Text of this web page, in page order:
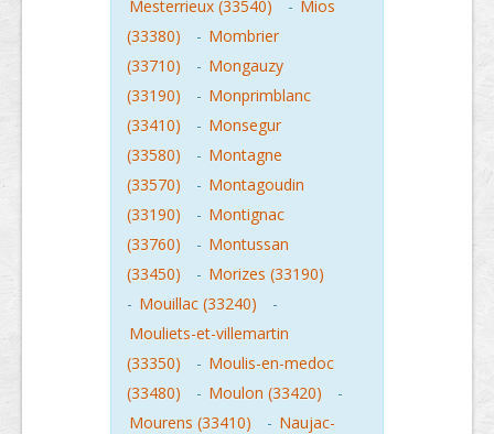
Mesterrieux (33540)
- Mios
(33380)
- Mombrier
(33710)
- Mongauzy
(33190)
- Monprimblanc
(33410)
- Monsegur
(33580)
- Montagne
(33570)
- Montagoudin
(33190)
- Montignac
(33760)
- Montussan
(33450)
- Morizes (33190)
- Mouillac (33240)
-
Mouliets-et-villemartin
(33350)
- Moulis-en-medoc
(33480)
- Moulon (33420)
-
Mourens (33410)
- Naujac-